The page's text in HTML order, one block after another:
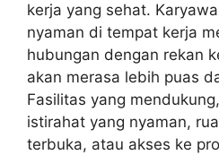
kerja yang sehat.
nyaman di tempat kerja
hubungan dengan rekan
akan merasa lebih puas
Fasilitas yang
istirahat yang nyaman,
terbuka, atau akses ke